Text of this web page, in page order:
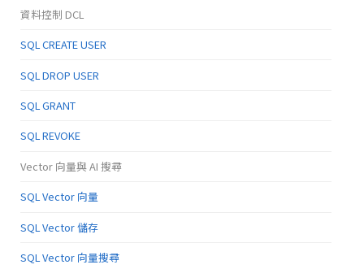
資料控制 DCL
SQL CREATE USER
SQL DROP USER
SQL GRANT
SQL REVOKE
Vector 向量與 AI 搜尋
SQL Vector 向量
SQL Vector 儲存
SQL Vector 向量搜尋